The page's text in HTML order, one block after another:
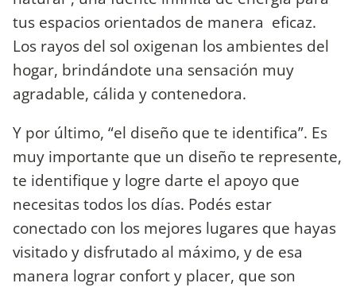
tus espacios orientados de manera eficaz.
Los rayos del sol oxigenan los ambientes del
hogar, brindándote una sensación muy
agradable, cálida y contenedora.
Y por último, “el diseño que te identifica”. Es
muy importante que un diseño te represente,
te identifique y logre darte el apoyo que
necesitas todos los días. Podés estar
conectado con los mejores lugares que hayas
visitado y disfrutado al máximo, y de esa
manera lograr confort y placer, que son